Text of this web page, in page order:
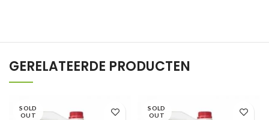
GERELATEERDE PRODUCTEN
SOLD
OUT
SOLD
OUT